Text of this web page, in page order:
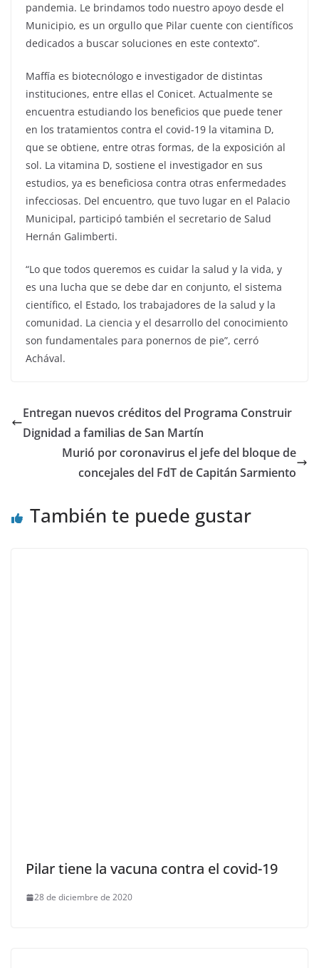
pandemia. Le brindamos todo nuestro apoyo desde el
Municipio, es un orgullo que Pilar cuente con científicos
dedicados a buscar soluciones en este contexto”.
Maffía es biotecnólogo e investigador de distintas
instituciones, entre ellas el Conicet. Actualmente se
encuentra estudiando los beneficios que puede tener
en los tratamientos contra el covid-19 la vitamina D,
que se obtiene, entre otras formas, de la exposición al
sol. La vitamina D, sostiene el investigador en sus
estudios, ya es beneficiosa contra otras enfermedades
infecciosas. Del encuentro, que tuvo lugar en el Palacio
Municipal, participó también el secretario de Salud
Hernán Galimberti.
“Lo que todos queremos es cuidar la salud y la vida, y
es una lucha que se debe dar en conjunto, el sistema
científico, el Estado, los trabajadores de la salud y la
comunidad. La ciencia y el desarrollo del conocimiento
son fundamentales para ponernos de pie”, cerró
Achával.
Entregan nuevos créditos del Programa Construir
Dignidad a familias de San Martín
Murió por coronavirus el jefe del bloque de
concejales del FdT de Capitán Sarmiento
También te puede gustar
Pilar tiene la vacuna contra el covid-19
28 de diciembre de 2020